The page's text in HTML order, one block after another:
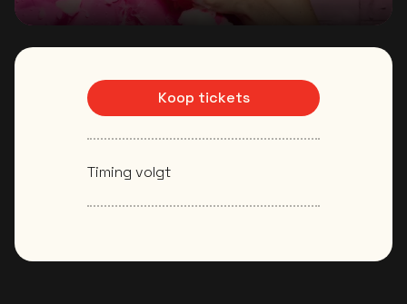
Koop tickets
Timing volgt